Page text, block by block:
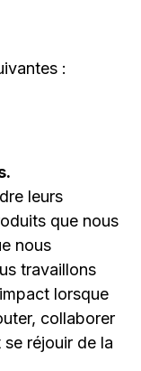
:
leurs
que nous
nous
travaillons
lorsque
collaborer
réjouir de la